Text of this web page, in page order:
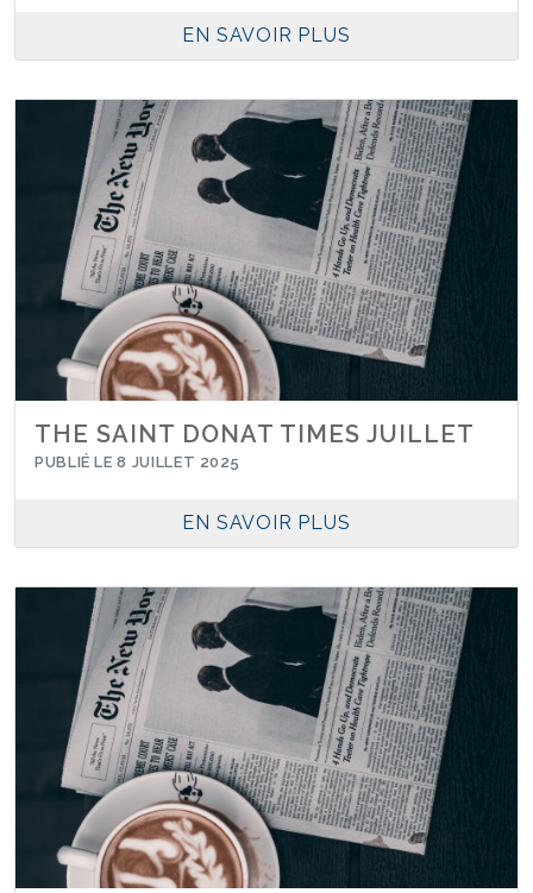
EN SAVOIR PLUS
THE SAINT DONAT TIMES JUILLET
PUBLIÉ LE 8 JUILLET 2025
EN SAVOIR PLUS